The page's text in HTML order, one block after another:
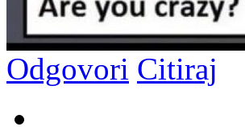
Odgovori Citiraj